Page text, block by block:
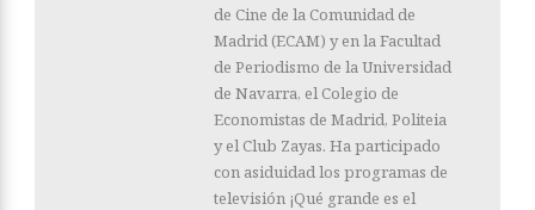
de Cine de la Comunidad de
Madrid (ECAM) y en la Facultad
de Periodismo de la Universidad
de Navarra, el Colegio de
Economistas de Madrid, Politeia
y el Club Zayas. Ha participado
con asiduidad los programas de
televisión ¡Qué grande es el